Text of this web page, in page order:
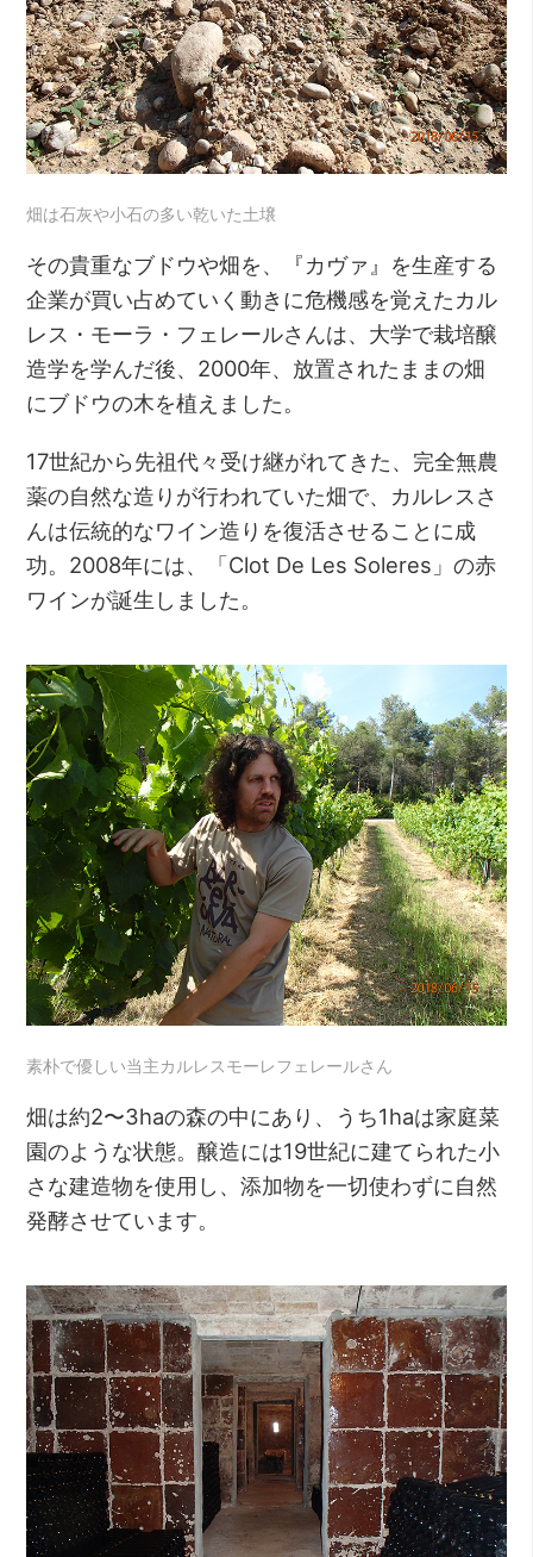
畑は石灰や小石の多い乾いた土壌
その貴重なブドウや畑を、『カヴァ』を生産する
企業が買い占めていく動きに危機感を覚えたカル
レス・モーラ・フェレールさんは、大学で栽培醸
造学を学んだ後、2000年、放置されたままの畑
にブドウの木を植えました。
17世紀から先祖代々受け継がれてきた、完全無農
薬の自然な造りが行われていた畑で、カルレスさ
んは伝統的なワイン造りを復活させることに成
功。2008年には、「Clot De Les Soleres」の赤
ワインが誕生しました。
素朴で優しい当主カルレスモーレフェレールさん
畑は約2〜3haの森の中にあり、うち1haは家庭菜
園のような状態。醸造には19世紀に建てられた小
さな建造物を使用し、添加物を一切使わずに自然
発酵させています。